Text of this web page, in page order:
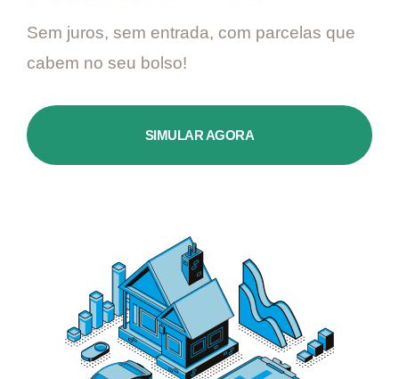
Sem juros, sem entrada, com parcelas que
cabem no seu bolso!
SIMULAR AGORA